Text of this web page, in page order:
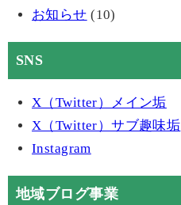
お知らせ (10)
SNS
X（Twitter）メイン垢
X（Twitter）サブ趣味垢
Instagram
地域ブログ事業